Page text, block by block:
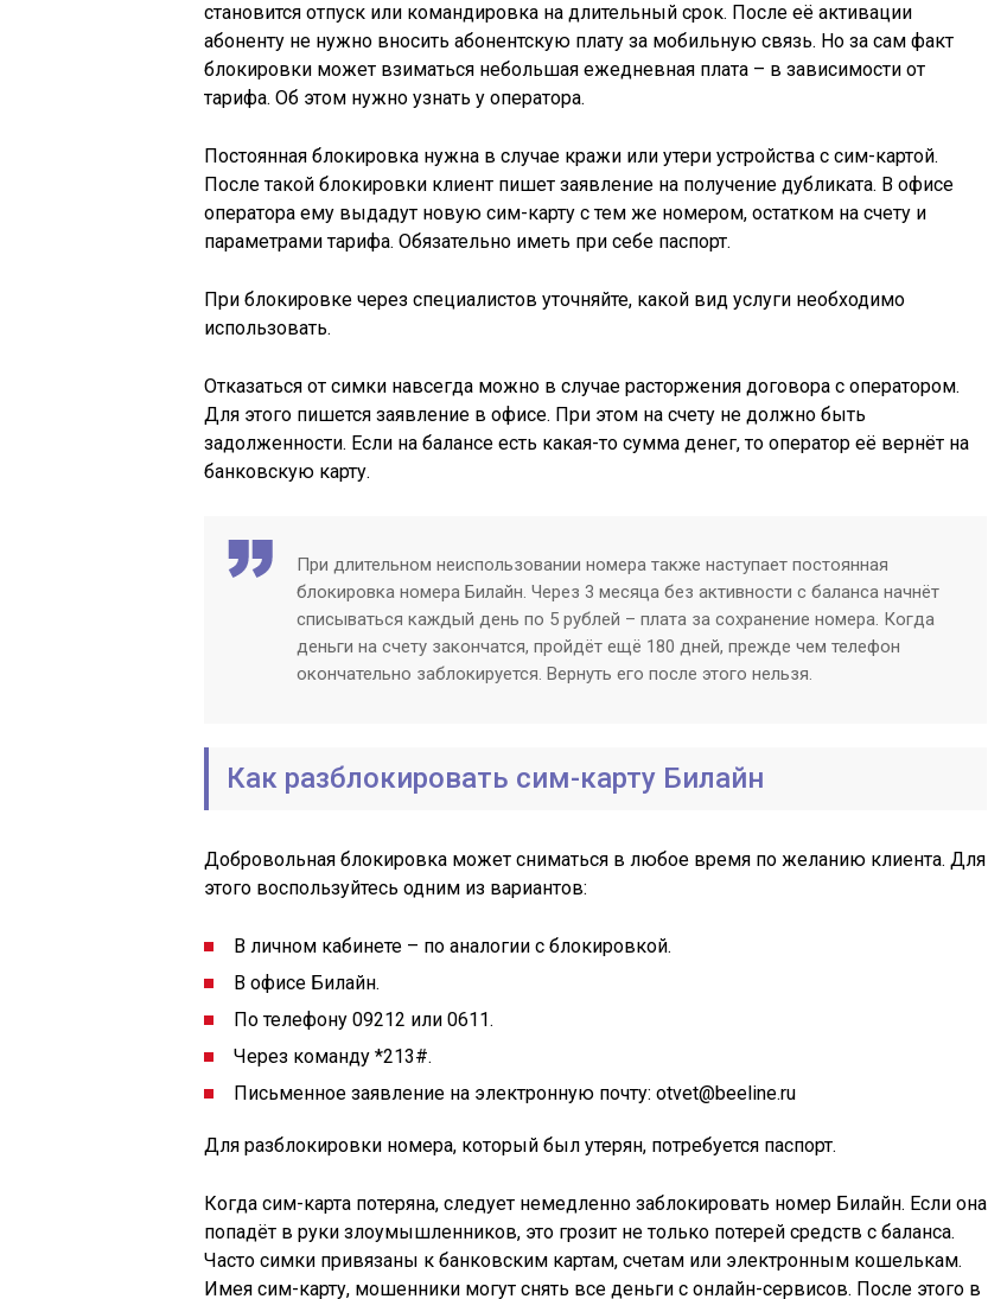
становится отпуск или командировка на длительный срок. После её активации
абоненту не нужно вносить абонентскую плату за мобильную связь. Но за сам факт
блокировки может взиматься небольшая ежедневная плата – в зависимости от
тарифа. Об этом нужно узнать у оператора.
Постоянная блокировка нужна в случае кражи или утери устройства с сим-картой.
После такой блокировки клиент пишет заявление на получение дубликата. В офисе
оператора ему выдадут новую сим-карту с тем же номером, остатком на счету и
параметрами тарифа. Обязательно иметь при себе паспорт.
При блокировке через специалистов уточняйте, какой вид услуги необходимо
использовать.
Отказаться от симки навсегда можно в случае расторжения договора с оператором.
Для этого пишется заявление в офисе. При этом на счету не должно быть
задолженности. Если на балансе есть какая-то сумма денег, то оператор её вернёт на
банковскую карту.
При длительном неиспользовании номера также наступает постоянная
блокировка номера Билайн. Через 3 месяца без активности с баланса начнёт
списываться каждый день по 5 рублей – плата за сохранение номера. Когда
деньги на счету закончатся, пройдёт ещё 180 дней, прежде чем телефон
окончательно заблокируется. Вернуть его после этого нельзя.
Как разблокировать сим-карту Билайн
Добровольная блокировка может сниматься в любое время по желанию клиента. Для
этого воспользуйтесь одним из вариантов:
В личном кабинете – по аналогии с блокировкой.
В офисе Билайн.
По телефону 09212 или 0611.
Через команду *213#.
Письменное заявление на электронную почту: otvet@beeline.ru
Для разблокировки номера, который был утерян, потребуется паспорт.
Когда сим-карта потеряна, следует немедленно заблокировать номер Билайн. Если она
попадёт в руки злоумышленников, это грозит не только потерей средств с баланса.
Часто симки привязаны к банковским картам, счетам или электронным кошелькам.
Имея сим-карту, мошенники могут снять все деньги с онлайн-сервисов. После этого в